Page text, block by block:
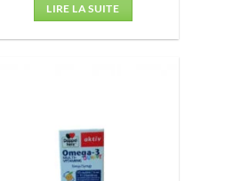
LIRE LA SUITE